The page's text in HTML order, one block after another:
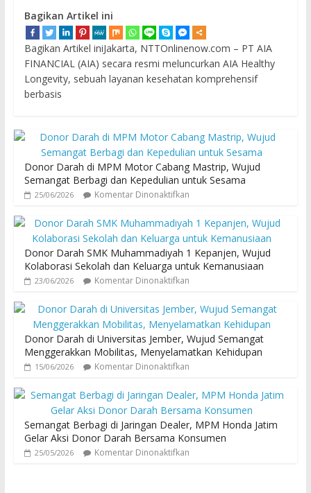
Bagikan Artikel ini
Bagikan Artikel iniJakarta, NTTOnlinenow.com – PT AIA
FINANCIAL (AIA) secara resmi meluncurkan AIA Healthy
Longevity, sebuah layanan kesehatan komprehensif
berbasis
Donor Darah di MPM Motor Cabang Mastrip, Wujud
Semangat Berbagi dan Kepedulian untuk Sesama
25/06/2026 Komentar Dinonaktifkan
Donor Darah SMK Muhammadiyah 1 Kepanjen, Wujud
Kolaborasi Sekolah dan Keluarga untuk Kemanusiaan
23/06/2026 Komentar Dinonaktifkan
Donor Darah di Universitas Jember, Wujud Semangat
Menggerakkan Mobilitas, Menyelamatkan Kehidupan
15/06/2026 Komentar Dinonaktifkan
Semangat Berbagi di Jaringan Dealer, MPM Honda Jatim
Gelar Aksi Donor Darah Bersama Konsumen
25/05/2026 Komentar Dinonaktifkan